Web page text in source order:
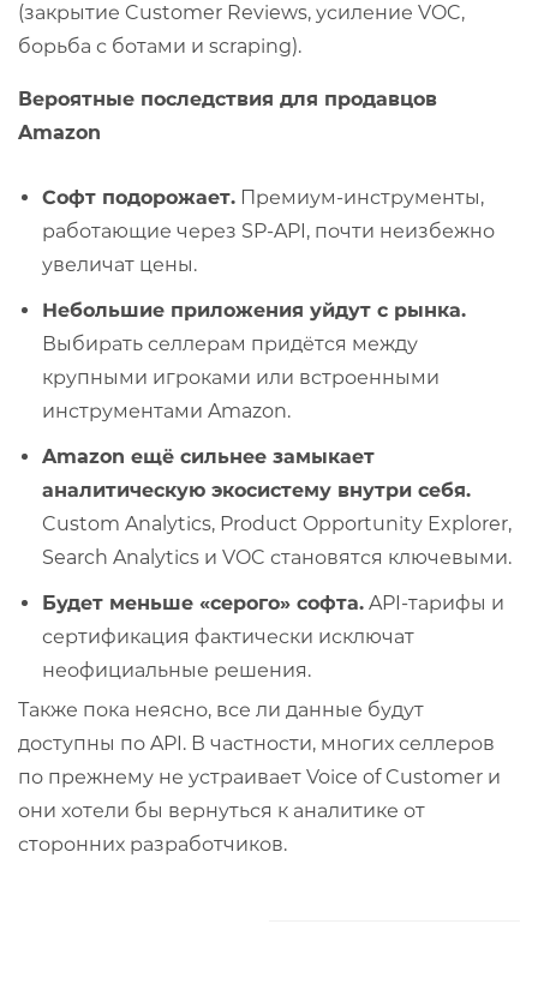
(закрытие Customer Reviews, усиление VOC,
борьба с ботами и scraping).
Вероятные последствия для продавцов
Amazon
Софт подорожает. Премиум-инструменты,
работающие через SP-API, почти неизбежно
увеличат цены.
Небольшие приложения уйдут с рынка.
Выбирать селлерам придётся между
крупными игроками или встроенными
инструментами Amazon.
Amazon ещё сильнее замыкает
аналитическую экосистему внутри себя.
Custom Analytics, Product Opportunity Explorer,
Search Analytics и VOC становятся ключевыми.
Будет меньше «серого» софта. API-тарифы и
сертификация фактически исключат
неофициальные решения.
Также пока неясно, все ли данные будут
доступны по API. В частности, многих селлеров
по прежнему не устраивает Voice of Customer и
они хотели бы вернуться к аналитике от
сторонних разработчиков.